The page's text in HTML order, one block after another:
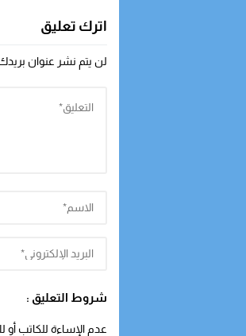
اترك تعليق
لن يتم نشر عنوان بريدك
شروط التعليق :
عدم الإساءة للكاتب أو